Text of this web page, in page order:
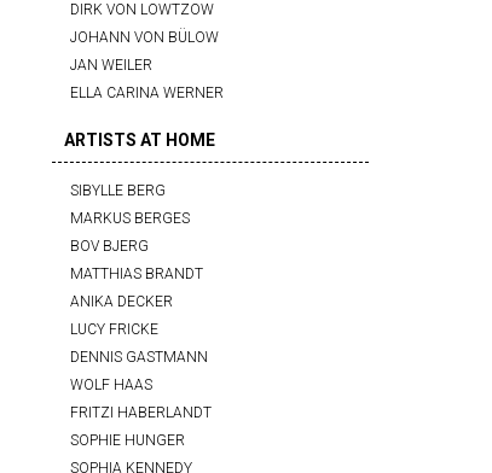
DIRK VON LOWTZOW
JOHANN VON BÜLOW
JAN WEILER
ELLA CARINA WERNER
ARTISTS AT HOME
SIBYLLE BERG
MARKUS BERGES
BOV BJERG
MATTHIAS BRANDT
ANIKA DECKER
LUCY FRICKE
DENNIS GASTMANN
WOLF HAAS
FRITZI HABERLANDT
SOPHIE HUNGER
SOPHIA KENNEDY